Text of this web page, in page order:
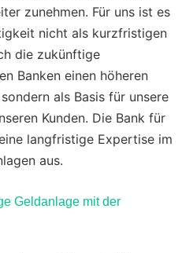
zunehmen. Für uns ist es
nicht als kurzfristigen
die zukünftige
Banken einen höheren
als Basis für unsere
Kunden. Die Bank für
langfristige Expertise im
aus.
Geldanlage mit der